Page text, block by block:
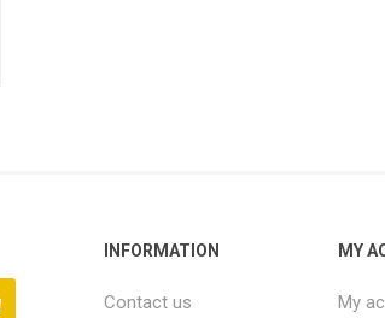
INFORMATION
Contact us
MY
My